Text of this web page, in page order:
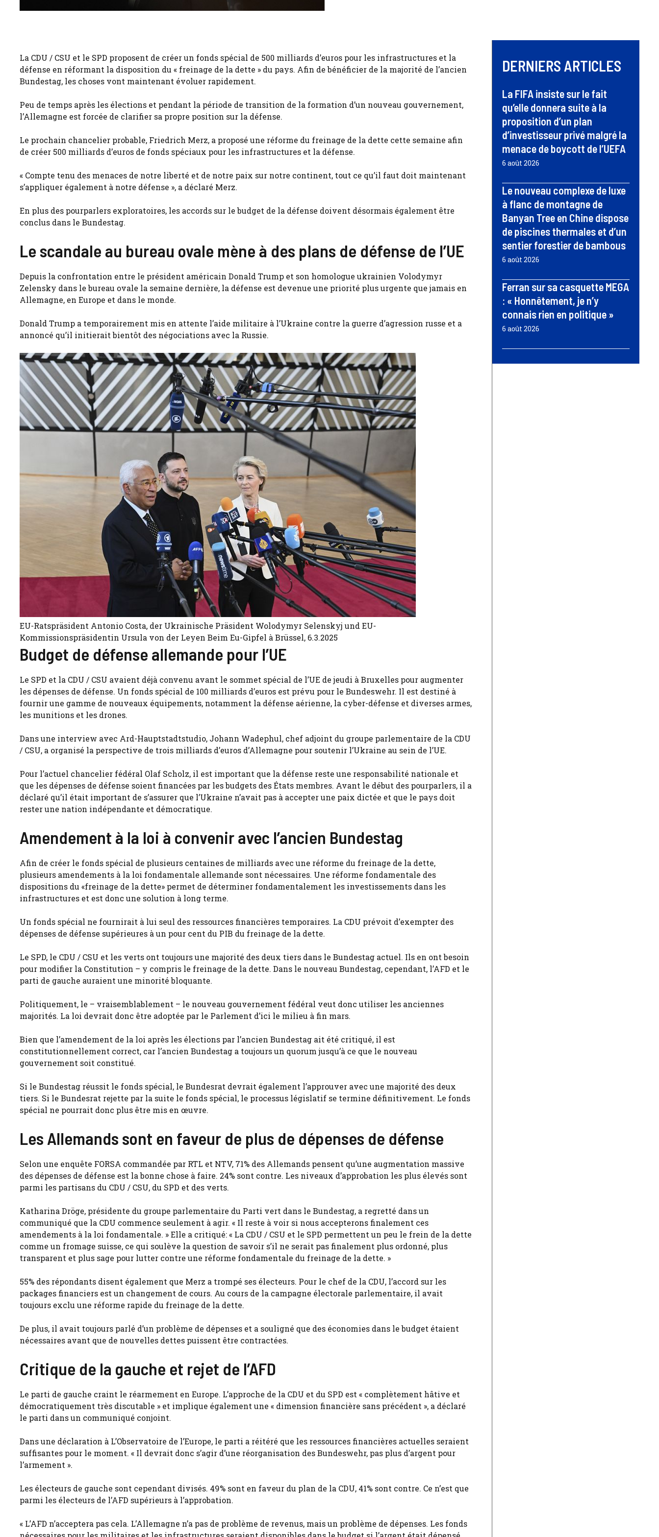
La CDU / CSU et le SPD proposent de créer un fonds spécial de 500 milliards d’euros pour les infrastructures et la
défense en réformant la disposition du « freinage de la dette » du pays. Afin de bénéficier de la majorité de l’ancien
Bundestag, les choses vont maintenant évoluer rapidement.
Peu de temps après les élections et pendant la période de transition de la formation d’un nouveau gouvernement,
l’Allemagne est forcée de clarifier sa propre position sur la défense.
Le prochain chancelier probable, Friedrich Merz, a proposé une réforme du freinage de la dette cette semaine afin
de créer 500 milliards d’euros de fonds spéciaux pour les infrastructures et la défense.
« Compte tenu des menaces de notre liberté et de notre paix sur notre continent, tout ce qu’il faut doit maintenant
s’appliquer également à notre défense », a déclaré Merz.
En plus des pourparlers exploratoires, les accords sur le budget de la défense doivent désormais également être
conclus dans le Bundestag.
Le scandale au bureau ovale mène à des plans de défense de l’UE
Depuis la confrontation entre le président américain Donald Trump et son homologue ukrainien Volodymyr
Zelensky dans le bureau ovale la semaine dernière, la défense est devenue une priorité plus urgente que jamais en
Allemagne, en Europe et dans le monde.
Donald Trump a temporairement mis en attente l’aide militaire à l’Ukraine contre la guerre d’agression russe et a
annoncé qu’il initierait bientôt des négociations avec la Russie.
EU-Ratspräsident Antonio Costa, der Ukrainische Präsident Wolodymyr Selenskyj und EU-
Kommissionspräsidentin Ursula von der Leyen Beim Eu-Gipfel à Brüssel, 6.3.2025
Budget de défense allemande pour l’UE
Le SPD et la CDU / CSU avaient déjà convenu avant le sommet spécial de l’UE de jeudi à Bruxelles pour augmenter
les dépenses de défense. Un fonds spécial de 100 milliards d’euros est prévu pour le Bundeswehr. Il est destiné à
fournir une gamme de nouveaux équipements, notamment la défense aérienne, la cyber-défense et diverses armes,
les munitions et les drones.
Dans une interview avec Ard-Hauptstadtstudio, Johann Wadephul, chef adjoint du groupe parlementaire de la CDU
/ CSU, a organisé la perspective de trois milliards d’euros d’Allemagne pour soutenir l’Ukraine au sein de l’UE.
Pour l’actuel chancelier fédéral Olaf Scholz, il est important que la défense reste une responsabilité nationale et
que les dépenses de défense soient financées par les budgets des États membres. Avant le début des pourparlers, il a
déclaré qu’il était important de s’assurer que l’Ukraine n’avait pas à accepter une paix dictée et que le pays doit
rester une nation indépendante et démocratique.
Amendement à la loi à convenir avec l’ancien Bundestag
Afin de créer le fonds spécial de plusieurs centaines de milliards avec une réforme du freinage de la dette,
plusieurs amendements à la loi fondamentale allemande sont nécessaires. Une réforme fondamentale des
dispositions du «freinage de la dette» permet de déterminer fondamentalement les investissements dans les
infrastructures et est donc une solution à long terme.
Un fonds spécial ne fournirait à lui seul des ressources financières temporaires. La CDU prévoit d’exempter des
dépenses de défense supérieures à un pour cent du PIB du freinage de la dette.
Le SPD, le CDU / CSU et les verts ont toujours une majorité des deux tiers dans le Bundestag actuel. Ils en ont besoin
pour modifier la Constitution – y compris le freinage de la dette. Dans le nouveau Bundestag, cependant, l’AFD et le
parti de gauche auraient une minorité bloquante.
Politiquement, le – vraisemblablement – le nouveau gouvernement fédéral veut donc utiliser les anciennes
majorités. La loi devrait donc être adoptée par le Parlement d’ici le milieu à fin mars.
Bien que l’amendement de la loi après les élections par l’ancien Bundestag ait été critiqué, il est
constitutionnellement correct, car l’ancien Bundestag a toujours un quorum jusqu’à ce que le nouveau
gouvernement soit constitué.
Si le Bundestag réussit le fonds spécial, le Bundesrat devrait également l’approuver avec une majorité des deux
tiers. Si le Bundesrat rejette par la suite le fonds spécial, le processus législatif se termine définitivement. Le fonds
spécial ne pourrait donc plus être mis en œuvre.
Les Allemands sont en faveur de plus de dépenses de défense
Selon une enquête FORSA commandée par RTL et NTV, 71% des Allemands pensent qu’une augmentation massive
des dépenses de défense est la bonne chose à faire. 24% sont contre. Les niveaux d’approbation les plus élevés sont
parmi les partisans du CDU / CSU, du SPD et des verts.
Katharina Dröge, présidente du groupe parlementaire du Parti vert dans le Bundestag, a regretté dans un
communiqué que la CDU commence seulement à agir. « Il reste à voir si nous accepterons finalement ces
amendements à la loi fondamentale. » Elle a critiqué: « La CDU / CSU et le SPD permettent un peu le frein de la dette
comme un fromage suisse, ce qui soulève la question de savoir s’il ne serait pas finalement plus ordonné, plus
transparent et plus sage pour lutter contre une réforme fondamentale du freinage de la dette. »
55% des répondants disent également que Merz a trompé ses électeurs. Pour le chef de la CDU, l’accord sur les
packages financiers est un changement de cours. Au cours de la campagne électorale parlementaire, il avait
toujours exclu une réforme rapide du freinage de la dette.
De plus, il avait toujours parlé d’un problème de dépenses et a souligné que des économies dans le budget étaient
nécessaires avant que de nouvelles dettes puissent être contractées.
Critique de la gauche et rejet de l’AFD
Le parti de gauche craint le réarmement en Europe. L’approche de la CDU et du SPD est « complètement hâtive et
démocratiquement très discutable » et implique également une « dimension financière sans précédent », a déclaré
le parti dans un communiqué conjoint.
Dans une déclaration à L’Observatoire de l’Europe, le parti a réitéré que les ressources financières actuelles seraient
suffisantes pour le moment. « Il devrait donc s’agir d’une réorganisation des Bundeswehr, pas plus d’argent pour
l’armement ».
Les électeurs de gauche sont cependant divisés. 49% sont en faveur du plan de la CDU, 41% sont contre. Ce n’est que
parmi les électeurs de l’AFD supérieurs à l’approbation.
« L’AFD n’acceptera pas cela. L’Allemagne n’a pas de problème de revenus, mais un problème de dépenses. Les fonds
DERNIERS ARTICLES
La FIFA insiste sur le fait
qu’elle donnera suite à la
proposition d’un plan
d’investisseur privé malgré la
menace de boycott de l’UEFA
6 août 2026
Le nouveau complexe de luxe
à flanc de montagne de
Banyan Tree en Chine dispose
de piscines thermales et d’un
sentier forestier de bambous
6 août 2026
Ferran sur sa casquette MEGA
: « Honnêtement, je n’y
connais rien en politique »
6 août 2026